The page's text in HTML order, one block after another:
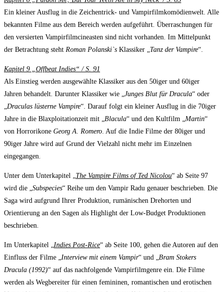
Ein kleiner Ausflug in die Zeichentrick- und Vampirfilmkomödienwelt. Alle
bekannten Filme aus dem Bereich werden aufgeführt. Überraschungen für
den versierten Vampirfilmcineasten sind nicht vorhanden. Im Mittelpunkt
der Betrachtung steht Roman Polanski`s Klassiker „ Tanz der Vampire“.
Kapitel 9 „Offbeat Indies“ / S. 91
Als Einstieg werden ausgewählte Klassiker aus den 50iger und 60iger
Jahren behandelt. Darunter Klassiker wie „ Junges Blut für Dracula“ oder
Draculas lüsterne Vampire“. Darauf folgt ein kleiner Ausflug in die 70iger
Jahre in die Blaxploitationzeit mit „ Blacula“ und den Kultfilm „ Martin“
von Horrorikone Georg A. Romero Auf die Indie Filme der 80iger und
90iger Jahre wird auf Grund der Vielzahl nicht mehr im Einzelnen
eingegangen.
Unter dem Unterkapitel „ The Vampire Films of Ted Nicolou“ ab Seite 97
wird die „ Subspecies“ Reihe um den Vampir Radu genauer beschrieben. Die
Saga wird aufgrund Ihrer Produktion, rumänischen Drehorten und
Orientierung an den Sagen als Highlight der Low-Budget Produktionen
beschrieben.
Im Unterkapitel „ Indies Post-Rice“ ab Seite 100, gehen die Autoren auf den
Einfluss der Filme „ Interview mit einem Vampir“ und „ Bram Stokers
Dracula (1992)“ auf das nachfolgende Vampirfilmgenre ein. Die Filme
werden als Wegbereiter für einen femininen, romantischen und erotischen